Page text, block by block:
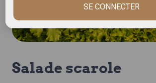
salade scarole
SE CONNECTER